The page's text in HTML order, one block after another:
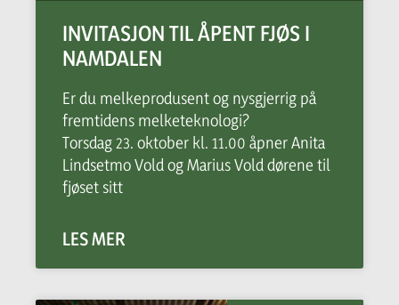
INVITASJON TIL ÅPENT FJØS I
NAMDALEN
Er du melkeprodusent og nysgjerrig på
fremtidens melketeknologi?
Torsdag 23. oktober kl. 11.00 åpner Anita
Lindsetmo Vold og Marius Vold dørene til
fjøset sitt
LES MER